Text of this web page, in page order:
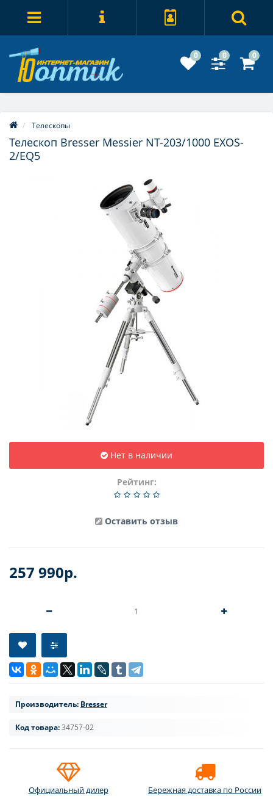
0 0 0
Телескопы
Телескоп Bresser Messier NT-203/1000 EXOS-
2/EQ5
Нет в наличии
Рейтинг:
Оставить отзыв
257 990р.
Производитель: Bresser
Код товара:34757-02
Официальный дилер Бережная доставка по России